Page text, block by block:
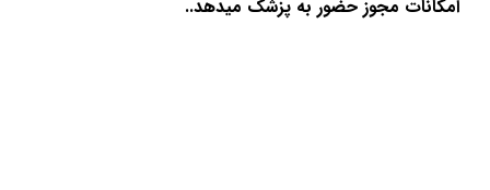
امکانات مجوز حضور به پزشک میدهد..